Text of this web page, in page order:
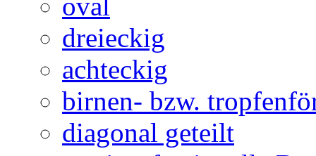
dreieckig
achteckig
birnen- bzw.
diagonal geteilt